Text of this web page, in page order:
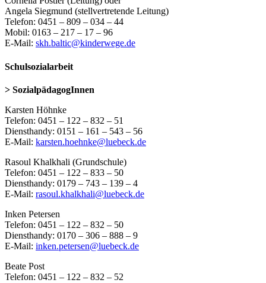
Angela Siegmund (stellvertretende Leitung)
Telefon: 0451 – 809 – 034 – 44
Mobil: 0163 – 217 – 17 – 96
E-Mail: skh.baltic@kinderwege.de
Schulsozialarbeit
> SozialpädagogInnen
Karsten Höhnke
Telefon: 0451 – 122 – 832 – 51
Diensthandy: 0151 – 161 – 543 – 56
E-Mail: karsten.hoehnke@luebeck.de
Rasoul Khalkhali (Grundschule)
Telefon: 0451 – 122 – 833 – 50
Diensthandy: 0179 – 743 – 139 – 4
E-Mail: rasoul.khalkhali@luebeck.de
Inken Petersen
Telefon: 0451 – 122 – 832 – 50
Diensthandy: 0170 – 306 – 888 – 9
E-Mail: inken.petersen@luebeck.de
Beate Post
Telefon: 0451 – 122 – 832 – 52